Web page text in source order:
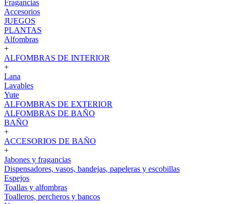
Fragancias
Accesorios
JUEGOS
PLANTAS
Alfombras
+
ALFOMBRAS DE INTERIOR
+
Lana
Lavables
Yute
ALFOMBRAS DE EXTERIOR
ALFOMBRAS DE BAÑO
BAÑO
+
ACCESORIOS DE BAÑO
+
Jabones y fragancias
Dispensadores, vasos, bandejas, papeleras y escobillas
Espejos
Toallas y alfombras
Toalleros, percheros y bancos